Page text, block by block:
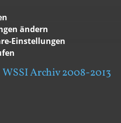
ändern
Einstellungen
WSSI Archiv 2008-2013